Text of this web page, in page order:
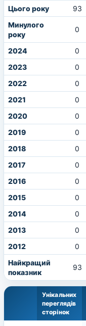
Цього року
93
Минулого
року
0
2024 0
2023
0
2022
0
2021
0
2020
0
2019
0
2018
0
2017
0
2016
0
2015
0
2014
0
2013
0
2012
0
Найкращий
показник
93
Унікальних
переглядів
сторінок